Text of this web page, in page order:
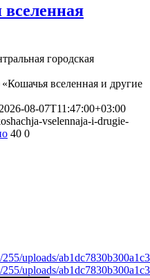
городская
вселенная и другие
2026-08-07T11:47:00+03:00
vselennaja-i-drugie-
40 0
uploads/
uploads/